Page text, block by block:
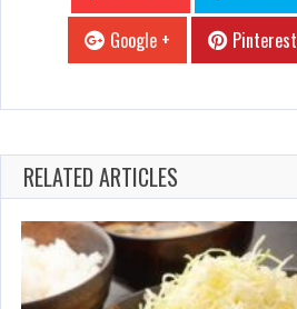
Google +
Pinterest
RELATED ARTICLES